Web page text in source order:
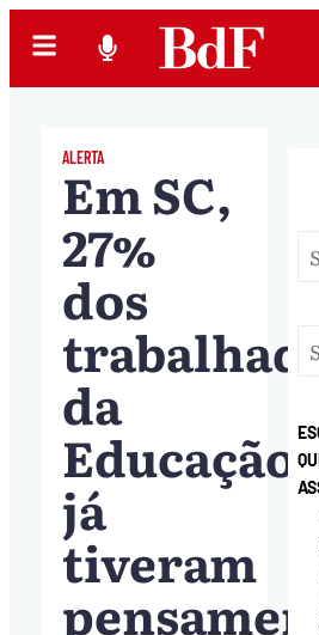
ALERTA
Em SC,
27%
dos
da
Educação
já
tiveram